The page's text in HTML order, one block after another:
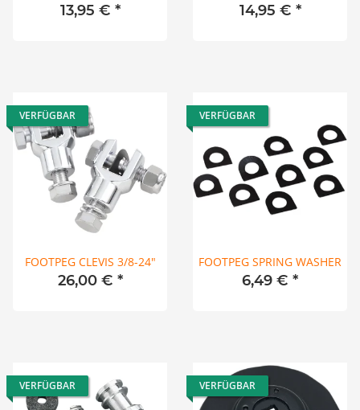
13,95 € * 14,95 € *
VERFÜGBAR
FOOTPEG CLEVIS 3/8-24"
26,00 € *
VERFÜGBAR
FOOTPEG SPRING WASHER
6,49 € *
VERFÜGBAR VERFÜGBAR